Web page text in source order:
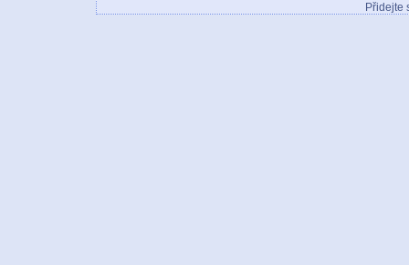
Přidejte